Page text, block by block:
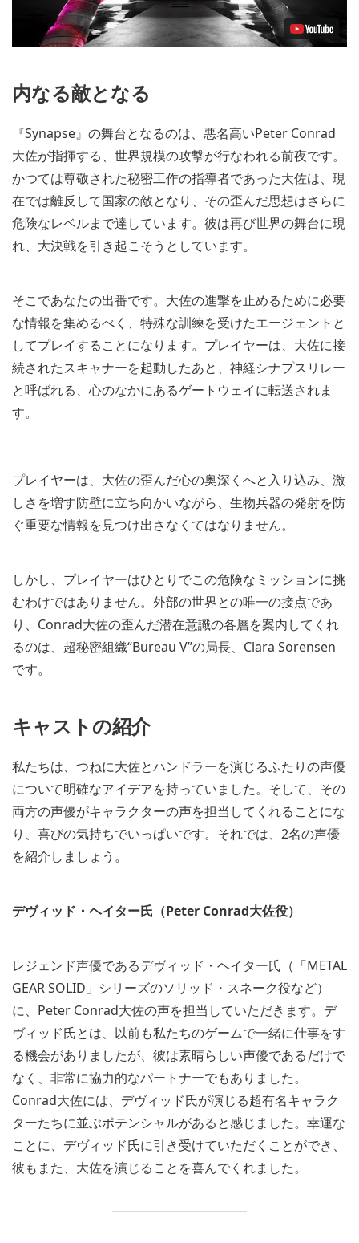
内なる敵となる
『Synapse』の舞台となるのは、悪名高いPeter Conrad
大佐が指揮する、世界規模の攻撃が行なわれる前夜です。
かつては尊敬された秘密工作の指導者であった大佐は、現
在では離反して国家の敵となり、その歪んだ思想はさらに
危険なレベルまで達しています。彼は再び世界の舞台に現
れ、大決戦を引き起こそうとしています。
そこであなたの出番です。大佐の進撃を止めるために必要
な情報を集めるべく、特殊な訓練を受けたエージェントと
してプレイすることになります。プレイヤーは、大佐に接
続されたスキャナーを起動したあと、神経シナプスリレー
と呼ばれる、心のなかにあるゲートウェイに転送されま
す。
プレイヤーは、大佐の歪んだ心の奥深くへと入り込み、激
しさを増す防壁に立ち向かいながら、生物兵器の発射を防
ぐ重要な情報を見つけ出さなくてはなりません。
しかし、プレイヤーはひとりでこの危険なミッションに挑
むわけではありません。外部の世界との唯一の接点であ
り、Conrad大佐の歪んだ潜在意識の各層を案内してくれ
るのは、超秘密組織“Bureau V”の局長、Clara Sorensen
です。
キャストの紹介
私たちは、つねに大佐とハンドラーを演じるふたりの声優
について明確なアイデアを持っていました。そして、その
両方の声優がキャラクターの声を担当してくれることにな
り、喜びの気持ちでいっぱいです。それでは、2名の声優
を紹介しましょう。
デヴィッド・ヘイター氏（Peter Conrad大佐役）
レジェンド声優であるデヴィッド・ヘイター氏（「METAL
GEAR SOLID」シリーズのソリッド・スネーク役など）
に、Peter Conrad大佐の声を担当していただきます。デ
ヴィッド氏とは、以前も私たちのゲームで一緒に仕事をす
る機会がありましたが、彼は素晴らしい声優であるだけで
なく、非常に協力的なパートナーでもありました。
Conrad大佐には、デヴィッド氏が演じる超有名キャラク
ターたちに並ぶポテンシャルがあると感じました。幸運な
ことに、デヴィッド氏に引き受けていただくことができ、
彼もまた、大佐を演じることを喜んでくれました。